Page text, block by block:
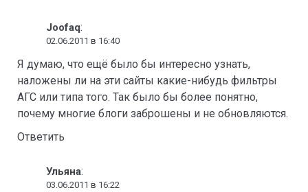
Joofaq:
02.06.2011 в 16:40
Я думаю, что ещё было бы интересно узнать,
наложены ли на эти сайты какие-нибудь фильтры
АГС или типа того. Так было бы более понятно,
почему многие блоги заброшены и не обновляются.
Ответить
Ульяна:
03.06.2011 в 16:22